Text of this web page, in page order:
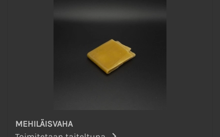
MEHILÄISVAHA